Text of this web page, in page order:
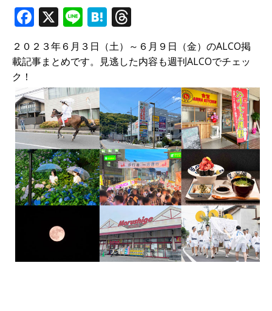
F
a
c
e
b
o
o
k
X Li
n
e
H
at
e
n
a
h
r
e
a
d
s
２０２３年６月３日（土）～６月９日（金）のALCO掲
載記事まとめです。見逃した内容も週刊ALCOでチェッ
ク！